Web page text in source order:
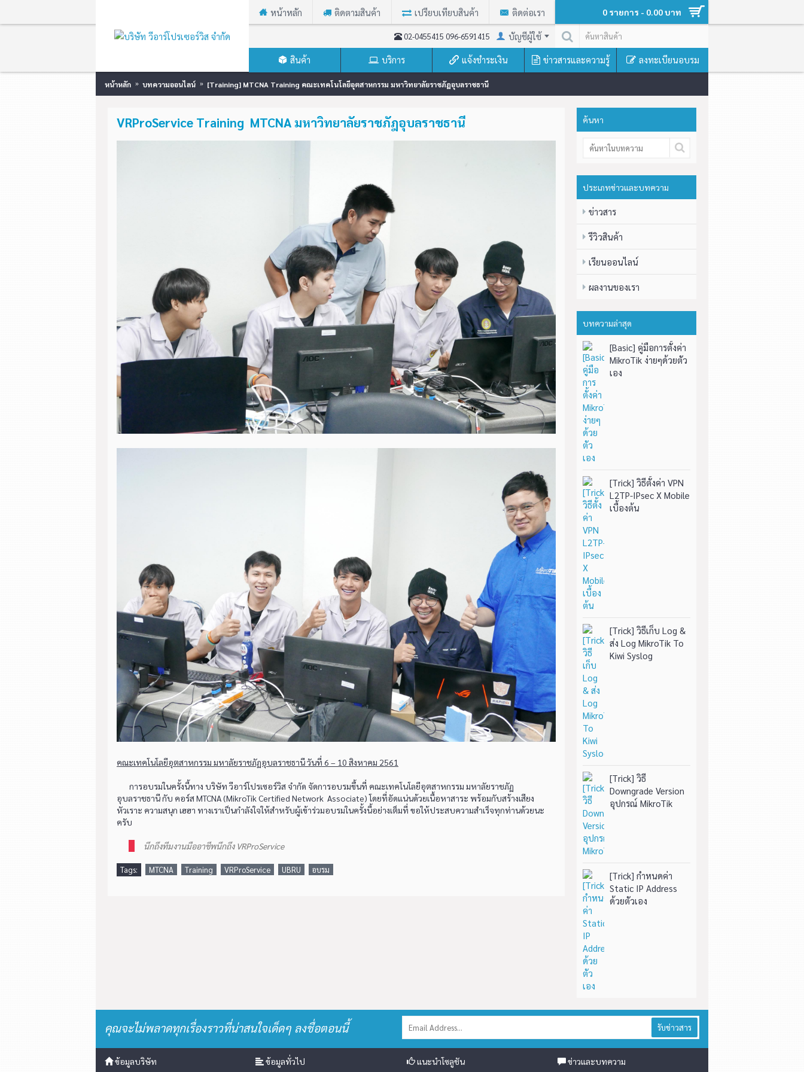
หน้าหลัก ติดตามสินค้า เปรียบเทียบสินค้า ติดต่อเรา 0 รายการ - 0.00 บาท
02-0455415 096-6591415 บัญชีผู้ใช้
สินค้า บริการ แจ้งชำระเงิน ข่าวสารและความรู้ ลงทะเบียนอบรม
หน้าหลัก บทความออนไลน์ [Training] MTCNA Training คณะเทคโนโลยีอุตสาหกรรม มหาวิทยาลัยราชภัฎอุบลราชธานี
ค้นหา
ประเภทข่าวและบทความ
ข่าวสาร
รีวิวสินค้า
เรียนออนไลน์
ผลงานของเรา
บทความล่าสุด
[Basic] คู่มือการตั้งค่า
MikroTik ง่ายๆด้วยตัว
เอง
[Trick] วิธีตั้งค่า VPN
L2TP-IPsec X Mobile
เบื้องต้น
[Trick] วิธีเก็บ Log &
ส่ง Log MikroTik To
Kiwi Syslog
[Trick] วิธี
Downgrade Version
อุปกรณ์ MikroTik
[Trick] กำหนดค่า
Static IP Address
ด้วยตัวเอง
VRProService Training MTCNA มหาวิทยาลัยราชภัฎอุบลราชธานี
คณะเทคโนโลยีอุตสาหกรรม มหาลัยราชภัฏอุบลราชธานี วันที่ 6 – 10 สิงหาคม 2561
การอบรมในครั้งนี้ทาง บริษัท วีอาร์โปรเซอร์วิส จำกัด จัดการอบรมขึ้นที่ คณะเทคโนโลยีอุตสาหกรรม มหาลัยราชภัฏ
อุบลราชธานี กับ คอร์ส MTCNA (MikroTik Certified Network Associate) โดยที่อัดแน่นด้วยเนื้อหาสาระ พร้อมกับสร้างเสียง
หัวเราะ ความสนุก เฮฮา ทางเราเป็นกำลังใจให้สำหรับผู้เข้าร่วมอบรมในครั้งนี้อย่างเต็มที่ ขอให้ประสบความสำเร็จทุกท่านด้วยนะ
ครับ
นึกถึงทีมงานมืออาชีพนึกถึง VRProService
Tags: MTCNA Training VRProService UBRU อบรม
คุณจะไม่พลาดทุกเรื่องราวที่น่าสนใจเด็ดๆ ลงชื่อตอนนี้ รับข่าวสาร
ข้อมูลบริษัท ข้อมูลทั่วไป แนะนำโซลูชัน ข่าวและบทความ